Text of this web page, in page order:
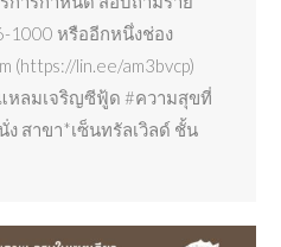
1000 หรืออีกหนึ่งช่อง
(https://lin.ee/am3bvcp)
หลมเจริญซีฟู้ด #ความสุขที่
สาขา*เซ็นทรัลเวิลด์ ชั้น